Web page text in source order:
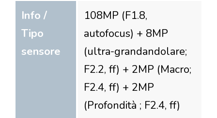
Info /
Tipo
sensore
108MP (F1.8,
autofocus) + 8MP
(ultra-grandandolare;
F2.2, ff) + 2MP (Macro;
F2.4, ff) + 2MP
(Profondità ; F2.4, ff)